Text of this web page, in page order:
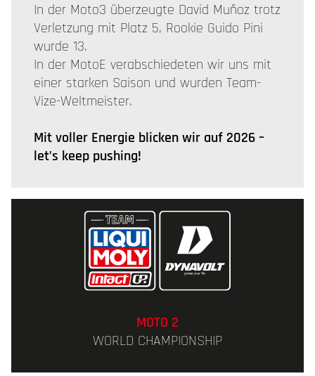
In der Moto3 überzeugte David Muñoz trotz
Verletzung mit Platz 5, Rookie Guido Pini
wurde 13.
In der MotoE verabschiedeten wir uns mit
einer starken Saison und wurden Team-
Vize-Weltmeister.
Mit voller Energie blicken wir auf 2026 –
let’s keep pushing!
MOTO 2
WORLD CHAMPIONSHIP